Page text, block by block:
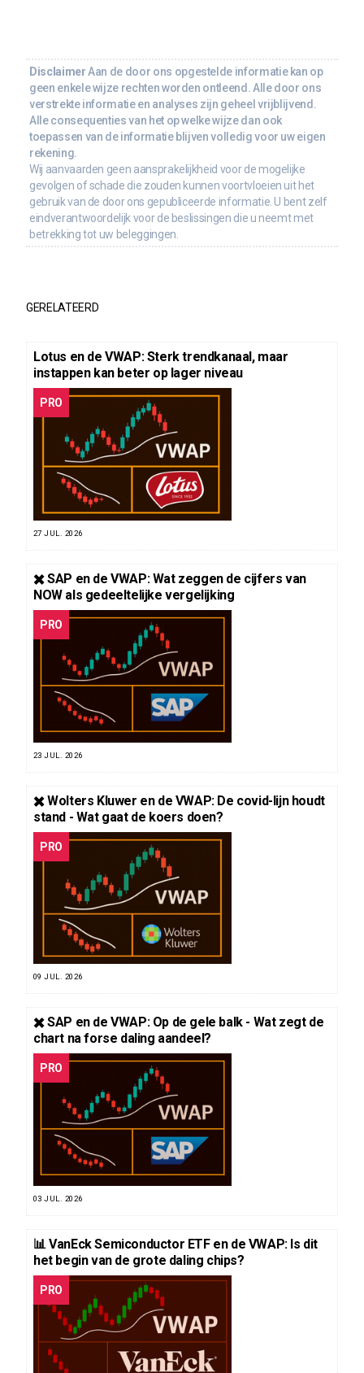
DisclaimerAan de door ons opgestelde informatie kan op
geen enkele wijze rechten worden ontleend. Alle door ons
verstrekte informatie en analyses zijn geheel vrijblijvend.
Alle consequenties van het op welke wijze dan ook
toepassen van de informatie blijven volledig voor uw eigen
rekening.
Wij aanvaarden geen aansprakelijkheid voor de mogelijke
gevolgen of schade die zouden kunnen voortvloeien uit het
gebruik van de door ons gepubliceerde informatie. U bent zelf
eindverantwoordelijk voor de beslissingen die u neemt met
betrekking tot uw beleggingen.
GERELATEERD
Lotus en de VWAP: Sterk trendkanaal, maar
instappen kan beter op lager niveau
PRO
27 JUL. 2026
✖️ SAP en de VWAP: Wat zeggen de cijfers van
NOW als gedeeltelijke vergelijking
PRO
23 JUL. 2026
✖️ Wolters Kluwer en de VWAP: De covid-lijn houdt
stand - Wat gaat de koers doen?
PRO
09 JUL. 2026
✖️ SAP en de VWAP: Op de gele balk - Wat zegt de
chart na forse daling aandeel?
PRO
03 JUL. 2026
📊 VanEck Semiconductor ETF en de VWAP: Is dit
het begin van de grote daling chips?
PRO